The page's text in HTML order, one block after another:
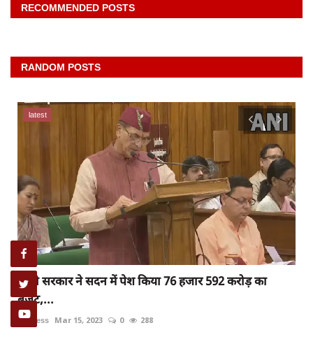
RECOMMENDED POSTS
RANDOM POSTS
latest
धामी सरकार ने सदन में पेश किया 76 हजार 592 करोड़ का
बजट,...
rexpress Mar 15, 2023 0 288